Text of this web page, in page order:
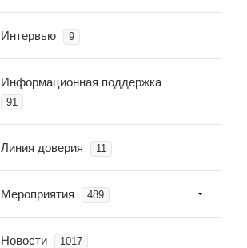
Интервью 9
Информационная поддержка
91
Линия доверия 11
Мероприятия 489
Новости 1017